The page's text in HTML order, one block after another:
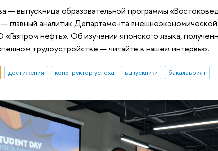
— выпускница образовательной программы
главный аналитик Департамента внешнеэкономической
нефть». Об изучении японского языка,
трудоустройстве — читайте в нашем интервью.
достижения конструктор успеха выпускники бакалавриат